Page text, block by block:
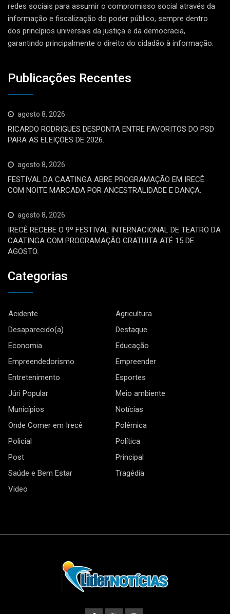
redes sociais para assumir o compromisso social através da
informação e fiscalização do poder público, sempre dentro
dos princípios universais da justiça e da democracia,
garantindo principalmente o direito do cidadão à informação.
Publicações Recentes
agosto 8, 2026
RICARDO RODRIGUES DESPONTA ENTRE FAVORITOS DO PSD
PARA AS ELEIÇÕES DE 2026.
agosto 8, 2026
FESTIVAL DA CAATINGA ABRE PROGRAMAÇÃO EM IRECÊ
COM NOITE MARCADA POR ANCESTRALIDADE E DANÇA.
agosto 8, 2026
IRECÊ RECEBE O 9º FESTIVAL INTERNACIONAL DE TEATRO DA
CAATINGA COM PROGRAMAÇÃO GRATUITA ATÉ 15 DE
AGOSTO.
Categorias
Acidente
Agricultura
Desaparecido(a)
Destaque
Economia
Educação
Empreendedorismo
Empreender
Entretenimento
Esportes
Júri Popular
Meio ambiente
Municípios
Notícias
Onde Comer em Irecê
Polêmica
Policial
Política
Post
Principal
Saúde e Bem Estar
Tragédia
Video